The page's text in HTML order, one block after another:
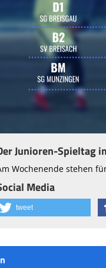
Junioren-Spieltag
Wochenende stehen
Media
tweet